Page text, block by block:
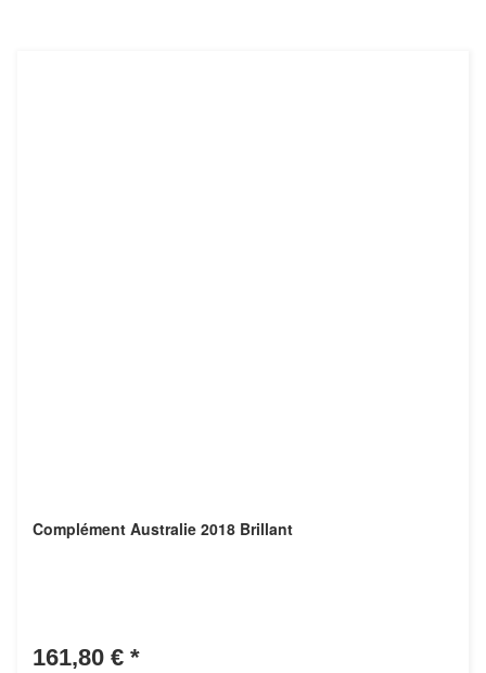
Complément Australie 2018 Brillant
161,80 € *